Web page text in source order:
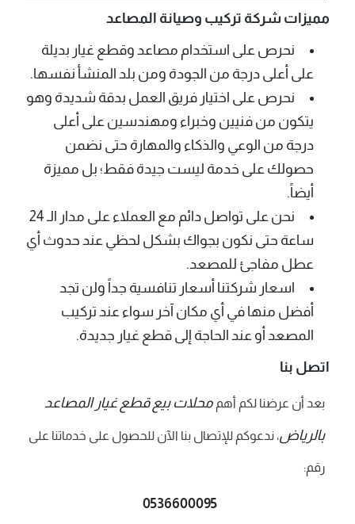
مميزات شركة تركيب وصيانة المصاعد
نحرص على استخدام مصاعد وقطع غيار بديلة
على أعلى درجة من الجودة ومن بلد المنشأ نفسها.
نحرص على اختيار فريق العمل بدقة شديدة وهو
يتكون من فنيين وخبراء ومهندسين على أعلى
درجة من الوعي والذكاء والمهارة حتى نضمن
حصولك على خدمة ليست جيدة فقط؛ بل مميزة
أيضاً.
نحن على تواصل دائم مع العملاء على مدار الـ 24
ساعة حتى نكون بجواك بشكل لحظي عند حدوث أي
عطل مفاجئ للمصعد.
اسعار شركتنا أسعار تنافسية جداً ولن تجد
أفضل منها في أي مكان آخر سواء عند تركيب
المصعد أو عند الحاجة إلى قطع غيار جديدة.
اتصل بنا
بعد أن عرضنا لكم أهممحلات بيع قطع غيار المصاعد
بالرياض، ندعوكم للإتصال بنا الآن للحصول على خدماتنا على
رقم:
0536600095